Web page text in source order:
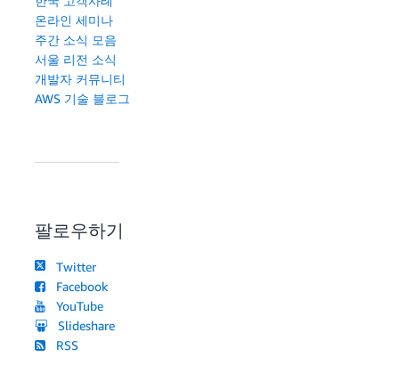
온라인 세미나
주간 소식 모음
서울 리전 소식
개발자 커뮤니티
AWS 기술 블로그
팔로우하기
Twitter
Facebook
YouTube
Slideshare
RSS